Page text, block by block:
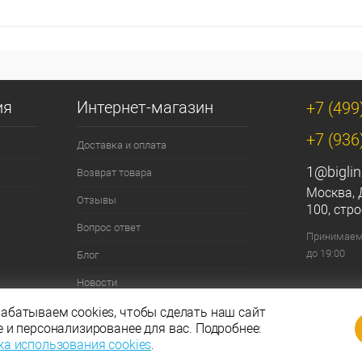
Интернет-магазин
Доставка и оплата
Возврат товара
Отзывы
Вопрос ответ
Блог
Новости
Контакты
+7
+7
Москва,
100,
до 19:00
cookies, чтобы сделать наш сайт
и персонализированее для вас. Подробнее:
использования cookies.